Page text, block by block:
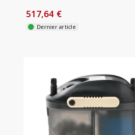
517,64 €
Dernier article